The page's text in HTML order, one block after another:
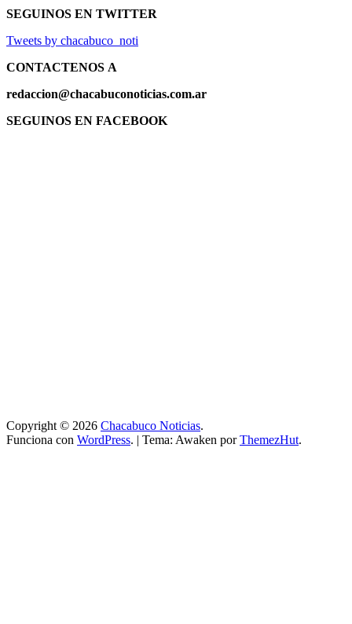
SEGUINOS EN TWITTER
Tweets by chacabuco_noti
CONTACTENOS A
redaccion@chacabuconoticias.com.ar
SEGUINOS EN FACEBOOK
Copyright © 2026 Chacabuco Noticias.
Funciona con WordPress. | Tema: Awaken porThemezHut.